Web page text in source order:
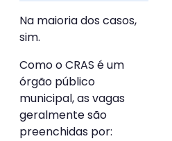
Na maioria dos casos,
sim.
Como o CRAS é um
órgão público
municipal, as vagas
geralmente são
preenchidas por: